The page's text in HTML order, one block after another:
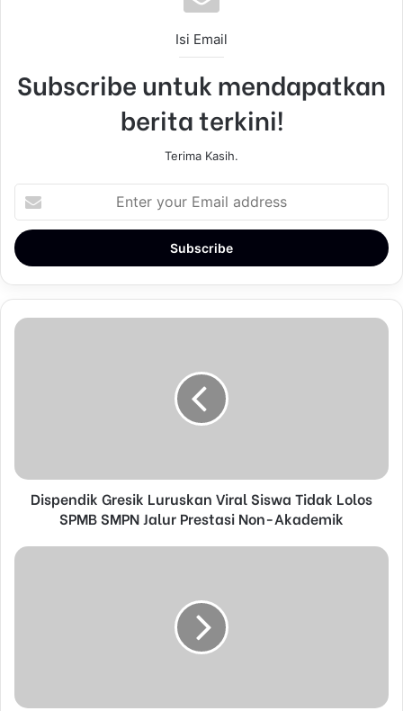
Isi Email
Subscribe untuk mendapatkan
berita terkini!
Terima Kasih.
e
y
u
d
s
Dispendik Gresik Luruskan Viral Siswa Tidak Lolos
SPMB SMPN Jalur Prestasi Non-Akademik